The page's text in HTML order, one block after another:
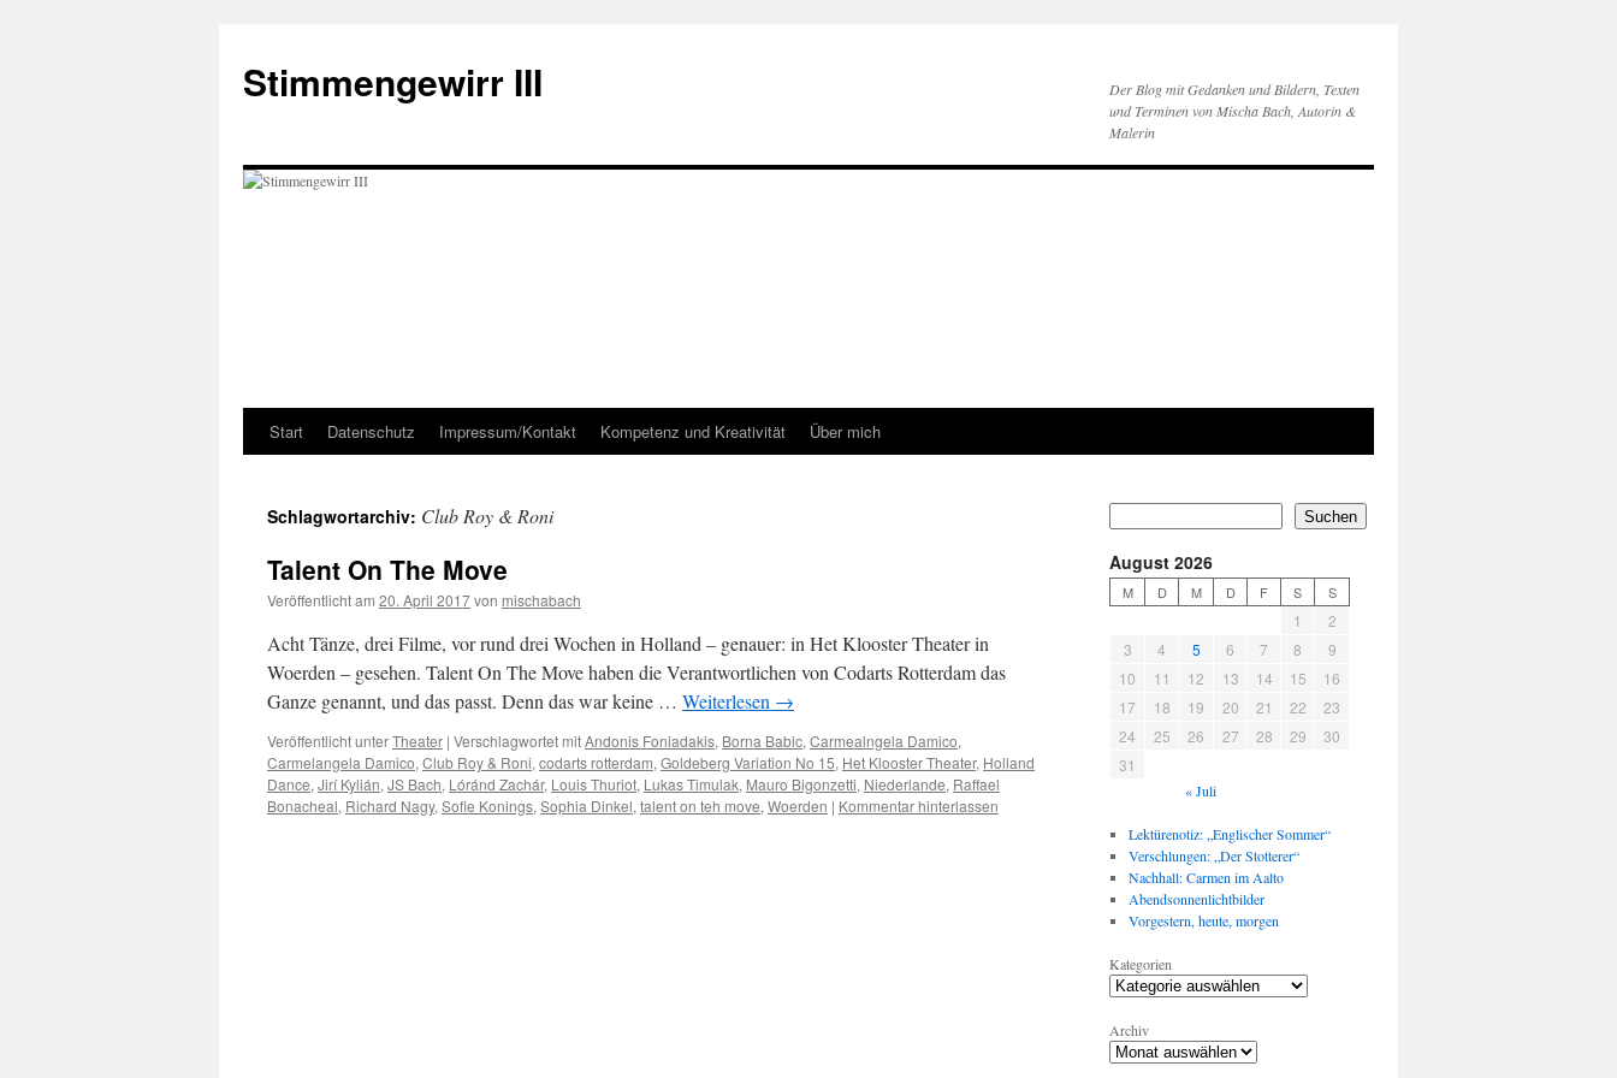
springen
Stimmengewirr III
Der Blog mit Gedanken und Bildern, Texten
und Terminen von Mischa Bach, Autorin &
Malerin
Start Datenschutz Impressum/Kontakt Kompetenz und Kreativität Über mich
Schlagwortarchiv: Club Roy & Roni
Talent On The Move
Veröffentlicht am 20. April 2017von mischabach
Acht Tänze, drei Filme, vor rund drei Wochen in Holland – genauer: in Het Klooster Theater in
Woerden – gesehen. Talent On The Move haben die Verantwortlichen von Codarts Rotterdam das
Ganze genannt, und das passt. Denn das war keine … Weiterlesen →
Veröffentlicht unterTheater | Verschlagwortet mitAndonis Foniadakis, Borna Babic, Carmealngela Damico,
Carmelangela Damico, Club Roy & Roni, codarts rotterdam, Goldeberg Variation No 15, Het Klooster Theater, Holland
Dance, Jirí Kylián, JS Bach, Lóránd Zachár, Louis Thuriot, Lukas Timulak, Mauro Bigonzetti, Niederlande, Raffael
Bonacheal, Richard Nagy, Sofie Konings, Sophia Dinkel, talent on teh move, Woerden | Kommentar hinterlassen
Suchen
August 2026
M D M D F S S
1
2
3
4 5 6 7 8
9
10
11 12 13 14 15
16
17
18 19 20 21 22
23
24
25 26 27 28 29
30
31
« Juli
Lektürenotiz: „Englischer Sommer“
Verschlungen: „Der Stotterer“
Nachhall: Carmen im Aalto
Abendsonnenlichtbilder
Vorgestern, heute, morgen
Kategorien
Archiv